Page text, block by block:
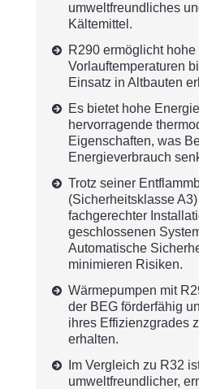
umweltfreundliches
Kältemittel.
R290 ermöglicht hohe
Vorlauftemperaturen
Einsatz in Altbauten
Es bietet hohe
hervorragende
Eigenschaften, was
Energieverbrauch
Trotz seiner
(Sicherheitsklasse
fachgerechter
geschlossenen
Automatische
minimieren Risiken.
Wärmepumpen mit
der BEG förderfähig
ihres Effizienzgrades
erhalten.
Im Vergleich zu R32
umweltfreundlicher,